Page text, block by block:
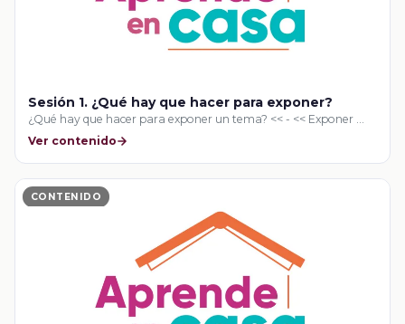
Sesión 1. ¿Qué hay que hacer para exponer?
¿Qué hay que hacer para exponer un tema? << - << Exponer …
Ver contenido
CONTENIDO